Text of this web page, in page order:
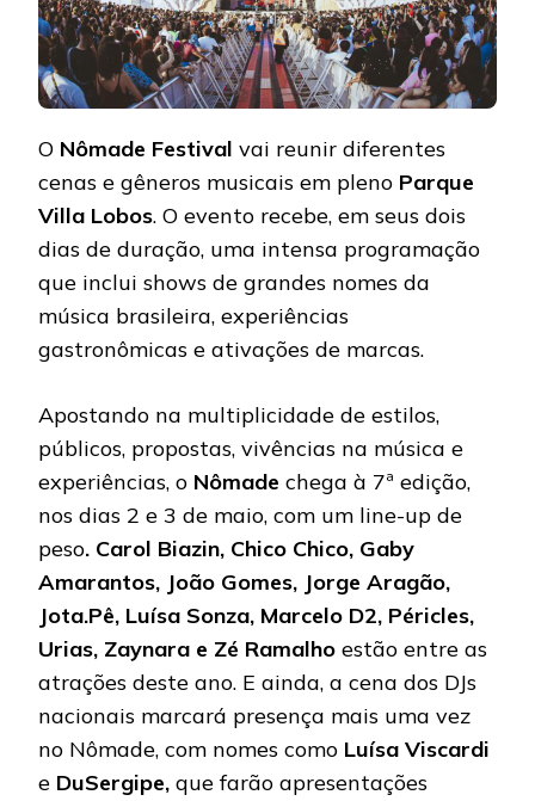
O Nômade Festival vai reunir diferentes
cenas e gêneros musicais em pleno Parque
Villa Lobos. O evento recebe, em seus dois
dias de duração, uma intensa programação
que inclui shows de grandes nomes da
música brasileira, experiências
gastronômicas e ativações de marcas.
Apostando na multiplicidade de estilos,
públicos, propostas, vivências na música e
experiências, o Nômade chega à 7ª edição,
nos dias 2 e 3 de maio, com um line-up de
peso. Carol Biazin, Chico Chico, Gaby
Amarantos, João Gomes, Jorge Aragão,
Jota.Pê, Luísa Sonza, Marcelo D2, Péricles,
Urias, Zaynara e Zé Ramalho estão entre as
atrações deste ano. E ainda, a cena dos DJs
nacionais marcará presença mais uma vez
no Nômade, com nomes como Luísa Viscardi
e DuSergipe, que farão apresentações